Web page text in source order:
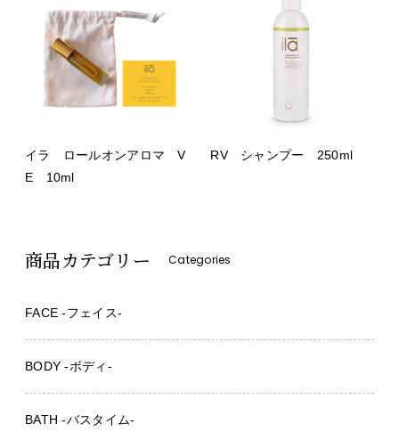
イラ ロールオンアロマ V
E 10ml
RV シャンプー 250ml
商品カテゴリー Categories
FACE -フェイス-
BODY -ボディ-
BATH -バスタイム-